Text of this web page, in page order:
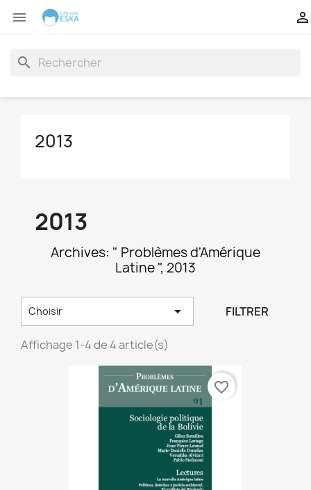
 
search
2013
2013
Archives: " Problèmes d'Amérique
Latine ", 2013
Choisir  FILTRER
Affichage 1-4 de 4 article(s)
favorite_border